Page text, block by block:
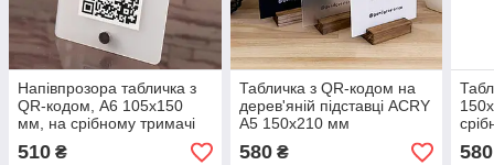
Напівпрозора табличка з
QR-кодом, А6 105х150
мм, на срібному тримачі
по центру, Акрил, ACRY
510 ₴
Табличка з QR-кодом на
дерев'яній підставці ACRY
А5 150х210 мм
Напівпрозорий
580₴ 580